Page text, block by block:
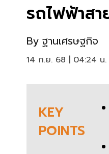
รถไฟฟ้าส
By ฐานเศรษฐกิจ
14 ก.ย. 68 | 04:24 น.
KEY
POINTS